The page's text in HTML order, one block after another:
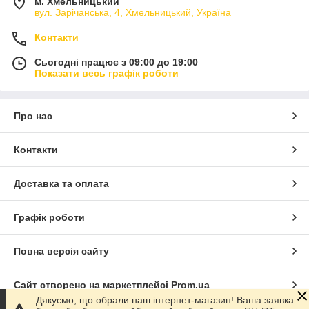
вул. Зарічанська, 4, Хмельницький, Україна
Контакти
Сьогодні працює з 09:00 до 19:00
Показати весь графік роботи
Про нас
Контакти
Доставка та оплата
Графік роботи
Повна версія сайту
Сайт створено на маркетплейсі Prom.ua
Дякуємо, що обрали наш інтернет-магазин! Ваша заявка